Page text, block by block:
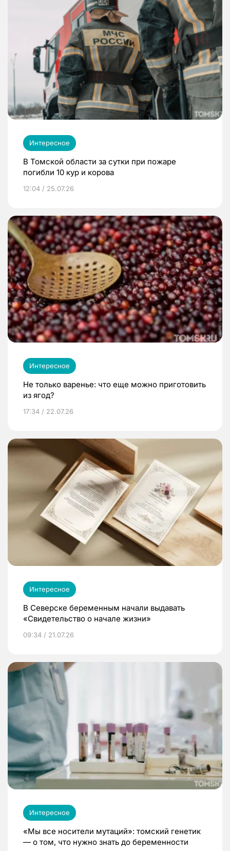
Интересное
В Томской области за сутки при пожаре
погибли 10 кур и корова
12:04 / 25.07.26
Интересное
Не только варенье: что еще можно приготовить
из ягод?
17:34 / 22.07.26
Интересное
В Северске беременным начали выдавать
«Свидетельство о начале жизни»
09:34 / 21.07.26
Интересное
«Мы все носители мутаций»: томский генетик
— о том, что нужно знать до беременности